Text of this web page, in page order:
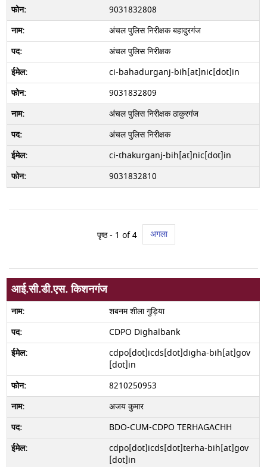
9031832808
अंचल पुलिस निरीक्षक बहादुरगंज
अंचल पुलिस निरीक्षक
ci-bahadurganj-bih[at]nic[dot]in
9031832809
अंचल पुलिस निरीक्षक ठाकुरगंज
अंचल पुलिस निरीक्षक
ci-thakurganj-bih[at]nic[dot]in
9031832810
पृष्ठ - 1 of 4 अगला
आई.सी.डी.एस. किशनगंज
शबनम शीला गुड़िया
CDPO Dighalbank
cdpo[dot]icds[dot]digha-bih[at]gov
[dot]in
8210250953
अजय कुमार
BDO-CUM-CDPO TERHAGACHH
cdpo[dot]icds[dot]terha-bih[at]gov
[dot]in